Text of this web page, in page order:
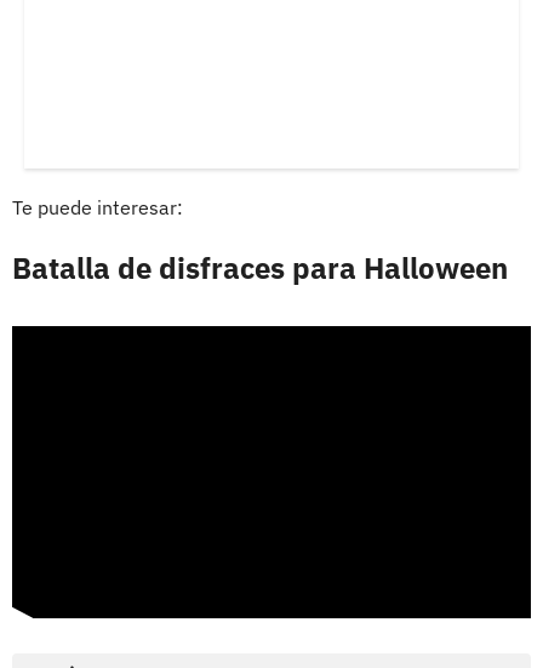
Te puede interesar:
Batalla de disfraces para Halloween